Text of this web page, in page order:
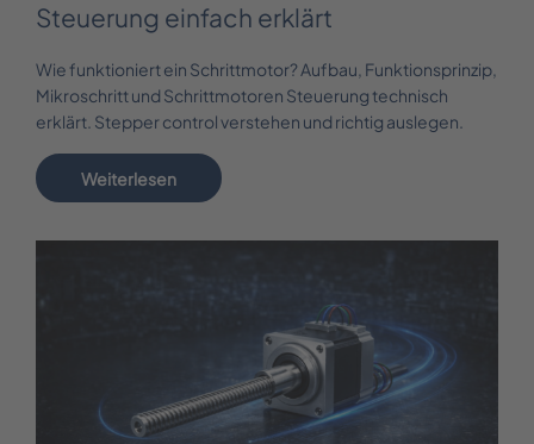
Steuerung einfach erklärt
Wie funktioniert ein Schrittmotor? Aufbau, Funktionsprinzip,
Mikroschritt und Schrittmotoren Steuerung technisch
erklärt. Stepper control verstehen und richtig auslegen.
Weiterlesen